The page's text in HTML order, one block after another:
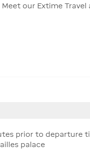
Meet our Extime
prior to departure
palace